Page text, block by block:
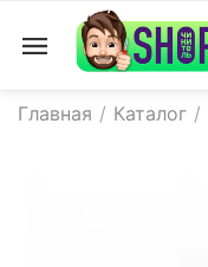
Главная / Каталог /